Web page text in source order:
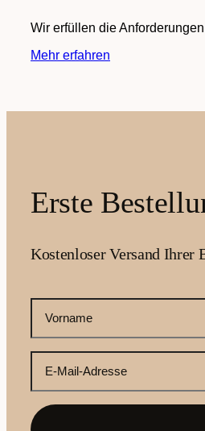
Wir erfüllen die
Mehr erfahren
Erste
Kostenloser Versand Ihrer
Ihr
Vorname
Ihre
(erforderlich)